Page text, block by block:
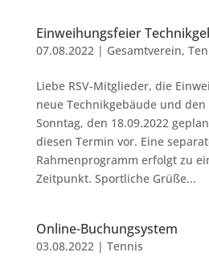
Einweihungsfeier
07.08.2022| Gesamtverein,
Liebe RSV-Mitglieder, die
neue Technikgebäude und
Sonntag, den 18.09.2022
diesen Termin vor. Eine
Rahmenprogramm erfolgt zu
Zeitpunkt. Sportliche Grüße...
Online-Buchungsystem
03.08.2022| Tennis